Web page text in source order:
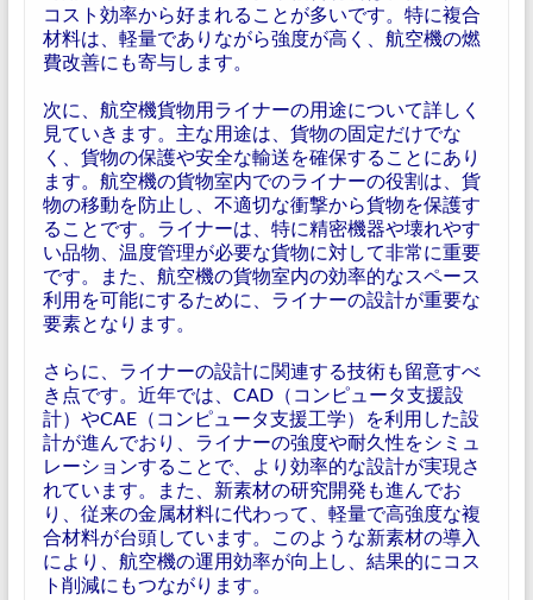
コスト効率から好まれることが多いです。特に複合
材料は、軽量でありながら強度が高く、航空機の燃
費改善にも寄与します。
次に、航空機貨物用ライナーの用途について詳しく
見ていきます。主な用途は、貨物の固定だけでな
く、貨物の保護や安全な輸送を確保することにあり
ます。航空機の貨物室内でのライナーの役割は、貨
物の移動を防止し、不適切な衝撃から貨物を保護す
ることです。ライナーは、特に精密機器や壊れやす
い品物、温度管理が必要な貨物に対して非常に重要
です。また、航空機の貨物室内の効率的なスペース
利用を可能にするために、ライナーの設計が重要な
要素となります。
さらに、ライナーの設計に関連する技術も留意すべ
き点です。近年では、CAD（コンピュータ支援設
計）やCAE（コンピュータ支援工学）を利用した設
計が進んでおり、ライナーの強度や耐久性をシミュ
レーションすることで、より効率的な設計が実現さ
れています。また、新素材の研究開発も進んでお
り、従来の金属材料に代わって、軽量で高強度な複
合材料が台頭しています。このような新素材の導入
により、航空機の運用効率が向上し、結果的にコス
ト削減にもつながります。